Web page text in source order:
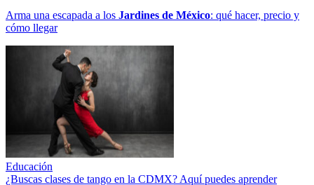
Arma una escapada a los Jardines de México: qué hacer, precio y
cómo llegar
Educación
¿Buscas clases de tango en la CDMX? Aquí puedes aprender